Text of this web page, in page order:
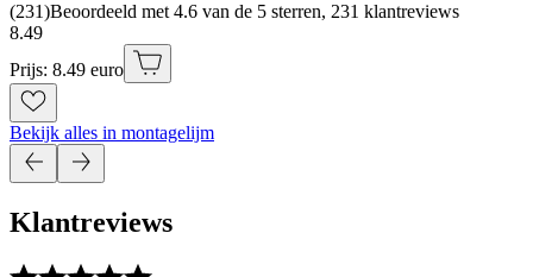
(231)Beoordeeld met 4.6 van de 5 sterren, 231 klantreviews
8.49
Prijs: 8.49 euro
Bekijk alles in montagelijm
Klantreviews